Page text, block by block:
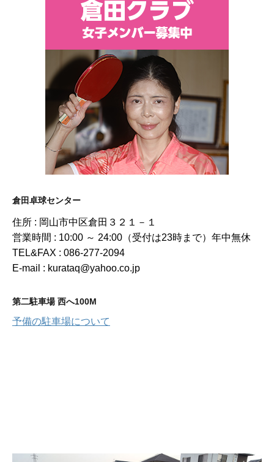
倉田卓球センター
住所 : 岡山市中区倉田３２１－１
営業時間 : 10:00 ～ 24:00（受付は23時まで）年中無休
TEL&FAX : 086-277-2094
E-mail : kurataq@yahoo.co.jp
第二駐車場 西へ100M
予備の駐車場について